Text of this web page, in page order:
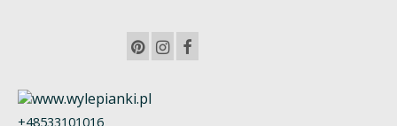
+48533101016